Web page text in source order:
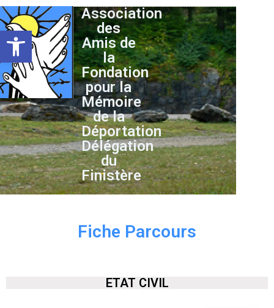
Ouvrir la barre d’outils
Association
des
Amis de
la
Fondation
pour la
Mémoire
de la
Déportation
Délégation
du
Finistère
Fiche Parcours
ETAT CIVIL